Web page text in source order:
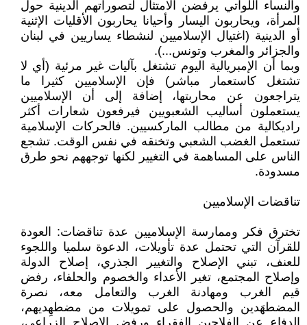
والنساء اللواتي يرفضن الامتثال لتصوراتهم الدينية حول
المرأة، ويحاربون اليسار وأحيانا يحاربون الأقليات الإثنية
أو الدينية (اغتيال الإسلاميين لنشطاء يساريين في لبنان
والجزائر والمغرب وتونس...).
وبما أن الإمبريالية اليوم تشتغل بآليات غير مرئية (أي لا
تشتغل كاستعمار مباشر) فإن الإسلاميين كثيرا ما
يتراجعون عن محاربتها، إضافة إلى أن الإسلاميين
يستعملون أساليب الشعبويين فيرفعون شعارات أكثر
راديكالية من مطالب الماركسيين. فالحركات الإسلامية
تستعمل الغضب الشعبي وتخنقه في نفس الوقت. تشجع
الناس على المساهمة في التغيير لكنها توجههم نحو طرق
مسدودة.
تناقضات الإسلاميين
تخترق فكر وممارسة الإسلاميين عدة تناقضات: العودة
للقرآن التي تحتمل عدة تأويلات، الدعوة سلميا واللجوء
للعنف، تبني الإصلاح والتغيير الجذري، إصلاح الدولة
وإصلاح المجتمع، تغير الأعداء والخصوم والحلفاء، رفض
قيم الغرب ومهادنة الغرب والتعامل معه، نصرة
المضطهَدين والحصول على تمويلات من مضطهِديهم،